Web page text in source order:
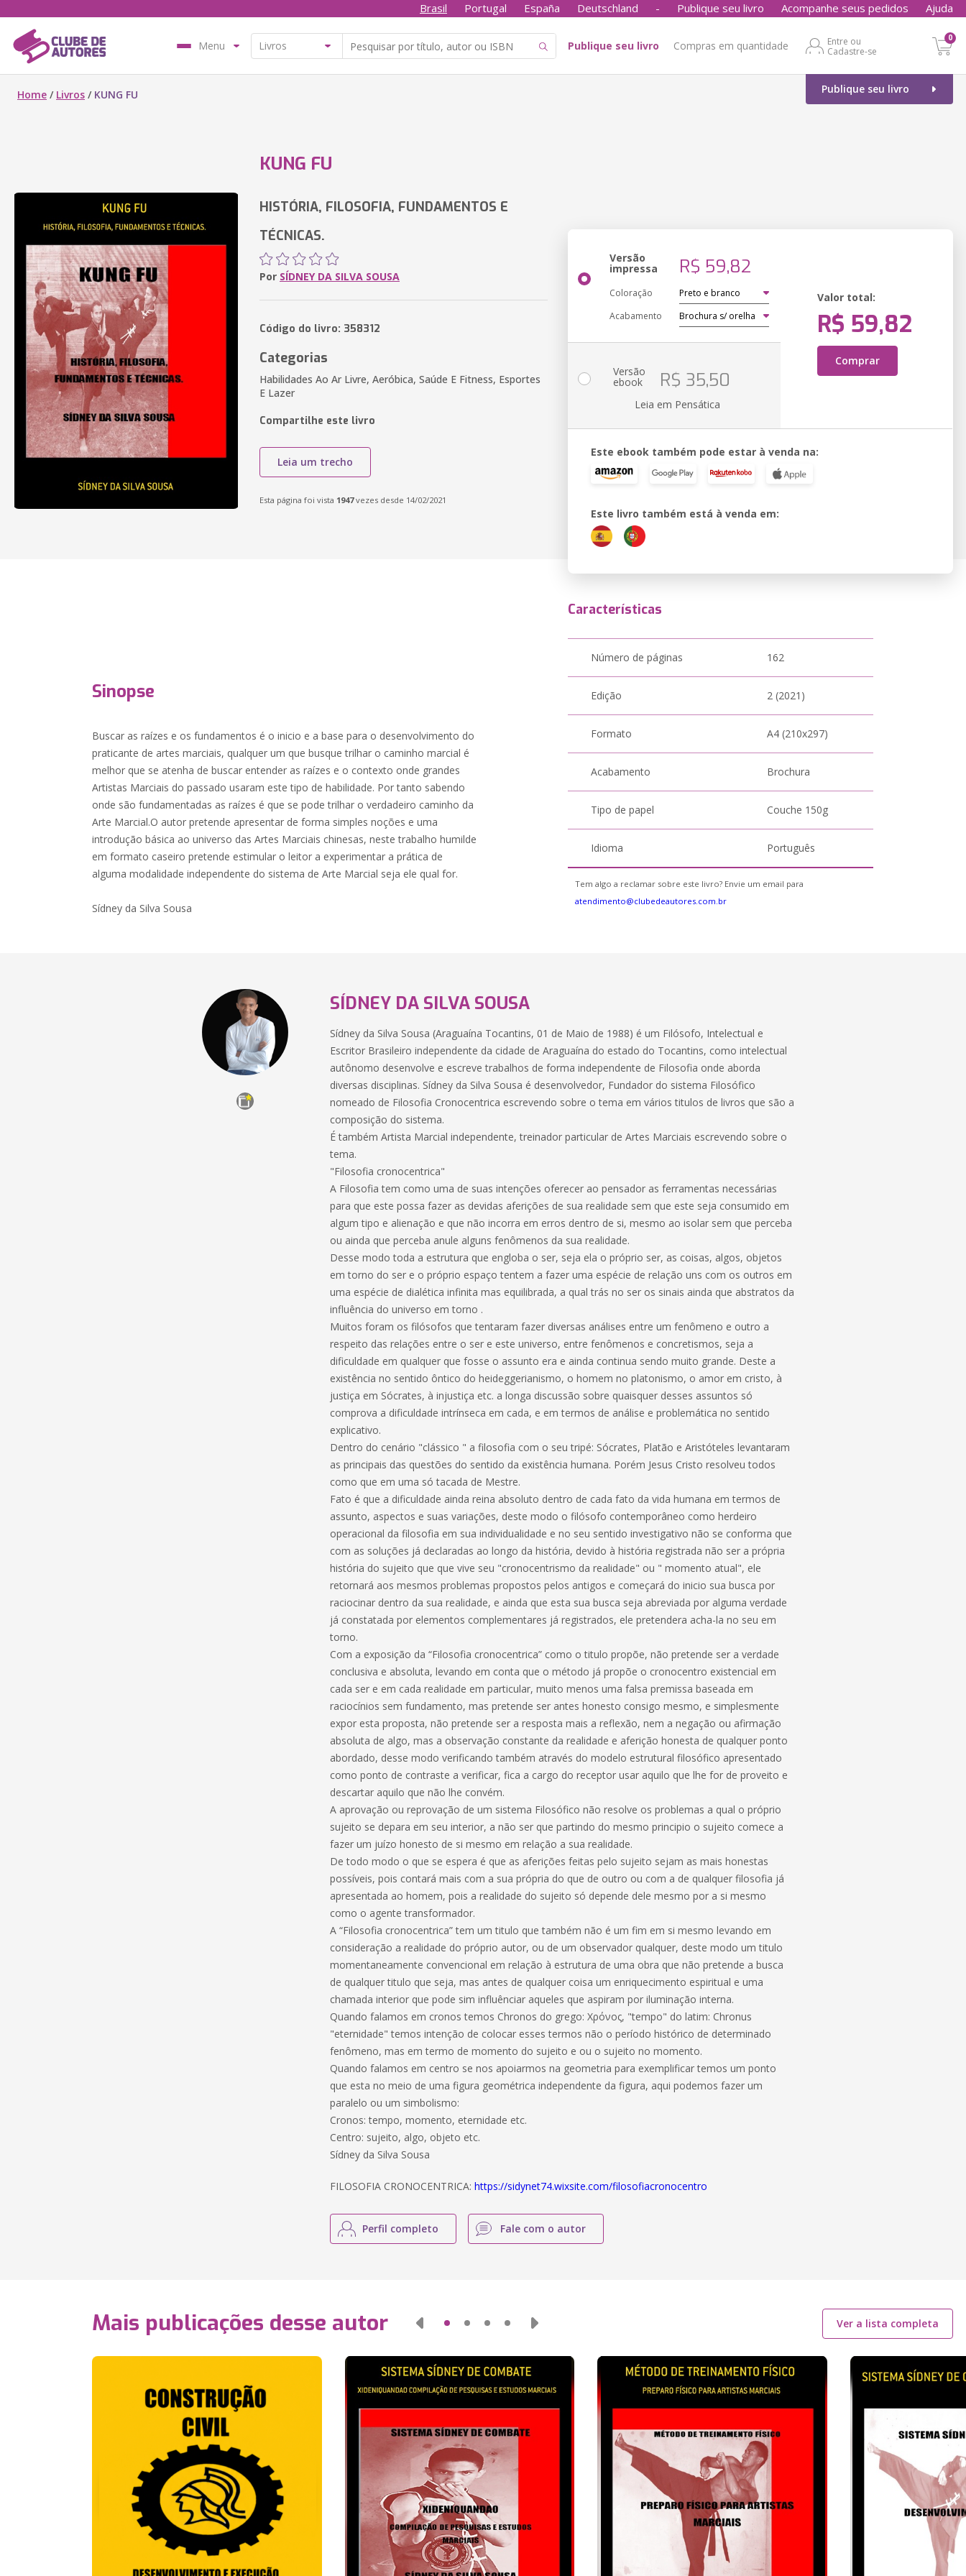
Brasil Portugal España Deutschland - Publique seu livro Acompanhe seus pedidos Ajuda
Menu Publique seu livro Compras em quantidade
Entre ou
Cadastre-se
0
Publique seu livro
Home / Livros / KUNG FU
KUNG FU
HISTÓRIA, FILOSOFIA, FUNDAMENTOS E
TÉCNICAS.
Por SÍDNEY DA SILVA SOUSA
Código do livro: 358312
Categorias
Habilidades Ao Ar Livre, Aeróbica, Saúde E Fitness, Esportes
E Lazer
Compartilhe este livro
Leia um trecho
Esta página foi vista 1947vezes desde 14/02/2021
Versão
impressa R$ 59,82
Coloração
Acabamento
Valor total:
R$ 59,82
Comprar
Versão
ebook R$ 35,50
Leia em Pensática
Este ebook também pode estar à venda na:
Este livro também está à venda em:
Sinopse
Buscar as raízes e os fundamentos é o inicio e a base para o desenvolvimento do
praticante de artes marciais, qualquer um que busque trilhar o caminho marcial é
melhor que se atenha de buscar entender as raízes e o contexto onde grandes
Artistas Marciais do passado usaram este tipo de habilidade. Por tanto sabendo
onde são fundamentadas as raízes é que se pode trilhar o verdadeiro caminho da
Arte Marcial.O autor pretende apresentar de forma simples noções e uma
introdução básica ao universo das Artes Marciais chinesas, neste trabalho humilde
em formato caseiro pretende estimular o leitor a experimentar a prática de
alguma modalidade independente do sistema de Arte Marcial seja ele qual for.
Sídney da Silva Sousa
Características
Número de páginas 162
Edição 2 (2021)
Formato A4 (210x297)
Acabamento Brochura
Tipo de papel Couche 150g
Idioma Português
Tem algo a reclamar sobre este livro? Envie um email para
atendimento@clubedeautores.com.br
SÍDNEY DA SILVA SOUSA
Sídney da Silva Sousa (Araguaína Tocantins, 01 de Maio de 1988) é um Filósofo, Intelectual e
Escritor Brasileiro independente da cidade de Araguaína do estado do Tocantins, como intelectual
autônomo desenvolve e escreve trabalhos de forma independente de Filosofia onde aborda
diversas disciplinas. Sídney da Silva Sousa é desenvolvedor, Fundador do sistema Filosófico
nomeado de Filosofia Cronocentrica escrevendo sobre o tema em vários titulos de livros que são a
composição do sistema.
É também Artista Marcial independente, treinador particular de Artes Marciais escrevendo sobre o
tema.
"Filosofia cronocentrica"
A Filosofia tem como uma de suas intenções oferecer ao pensador as ferramentas necessárias
para que este possa fazer as devidas aferições de sua realidade sem que este seja consumido em
algum tipo e alienação e que não incorra em erros dentro de si, mesmo ao isolar sem que perceba
ou ainda que perceba anule alguns fenômenos da sua realidade.
Desse modo toda a estrutura que engloba o ser, seja ela o próprio ser, as coisas, algos, objetos
em torno do ser e o próprio espaço tentem a fazer uma espécie de relação uns com os outros em
uma espécie de dialética infinita mas equilibrada, a qual trás no ser os sinais ainda que abstratos da
influência do universo em torno .
Muitos foram os filósofos que tentaram fazer diversas análises entre um fenômeno e outro a
respeito das relações entre o ser e este universo, entre fenômenos e concretismos, seja a
dificuldade em qualquer que fosse o assunto era e ainda continua sendo muito grande. Deste a
existência no sentido ôntico do heideggerianismo, o homem no platonismo, o amor em cristo, à
justiça em Sócrates, à injustiça etc. a longa discussão sobre quaisquer desses assuntos só
comprova a dificuldade intrínseca em cada, e em termos de análise e problemática no sentido
explicativo.
Dentro do cenário "clássico " a filosofia com o seu tripé: Sócrates, Platão e Aristóteles levantaram
as principais das questões do sentido da existência humana. Porém Jesus Cristo resolveu todos
como que em uma só tacada de Mestre.
Fato é que a dificuldade ainda reina absoluto dentro de cada fato da vida humana em termos de
assunto, aspectos e suas variações, deste modo o filósofo contemporâneo como herdeiro
operacional da filosofia em sua individualidade e no seu sentido investigativo não se conforma que
com as soluções já declaradas ao longo da história, devido à história registrada não ser a própria
história do sujeito que que vive seu "cronocentrismo da realidade" ou " momento atual", ele
retornará aos mesmos problemas propostos pelos antigos e começará do inicio sua busca por
raciocinar dentro da sua realidade, e ainda que esta sua busca seja abreviada por alguma verdade
já constatada por elementos complementares já registrados, ele pretendera acha-la no seu em
torno.
Com a exposição da “Filosofia cronocentrica” como o titulo propõe, não pretende ser a verdade
conclusiva e absoluta, levando em conta que o método já propõe o cronocentro existencial em
cada ser e em cada realidade em particular, muito menos uma falsa premissa baseada em
raciocínios sem fundamento, mas pretende ser antes honesto consigo mesmo, e simplesmente
expor esta proposta, não pretende ser a resposta mais a reflexão, nem a negação ou afirmação
absoluta de algo, mas a observação constante da realidade e aferição honesta de qualquer ponto
abordado, desse modo verificando também através do modelo estrutural filosófico apresentado
como ponto de contraste a verificar, fica a cargo do receptor usar aquilo que lhe for de proveito e
descartar aquilo que não lhe convém.
A aprovação ou reprovação de um sistema Filosófico não resolve os problemas a qual o próprio
sujeito se depara em seu interior, a não ser que partindo do mesmo principio o sujeito comece a
fazer um juízo honesto de si mesmo em relação a sua realidade.
De todo modo o que se espera é que as aferições feitas pelo sujeito sejam as mais honestas
possíveis, pois contará mais com a sua própria do que de outro ou com a de qualquer filosofia já
apresentada ao homem, pois a realidade do sujeito só depende dele mesmo por a si mesmo
como o agente transformador.
A “Filosofia cronocentrica” tem um titulo que também não é um fim em si mesmo levando em
consideração a realidade do próprio autor, ou de um observador qualquer, deste modo um titulo
momentaneamente convencional em relação à estrutura de uma obra que não pretende a busca
de qualquer titulo que seja, mas antes de qualquer coisa um enriquecimento espiritual e uma
chamada interior que pode sim influênciar aqueles que aspiram por iluminação interna.
Quando falamos em cronos temos Chronos do grego: Χρόνος, "tempo" do latim: Chronus
"eternidade" temos intenção de colocar esses termos não o período histórico de determinado
fenômeno, mas em termo de momento do sujeito e ou o sujeito no momento.
Quando falamos em centro se nos apoiarmos na geometria para exemplificar temos um ponto
que esta no meio de uma figura geométrica independente da figura, aqui podemos fazer um
paralelo ou um simbolismo:
Cronos: tempo, momento, eternidade etc.
Centro: sujeito, algo, objeto etc.
Sídney da Silva Sousa
FILOSOFIA CRONOCENTRICA:https://sidynet74.wixsite.com/filosofiacronocentro
Perfil completo Fale com o autor
Mais publicações desse autor Ver a lista completa